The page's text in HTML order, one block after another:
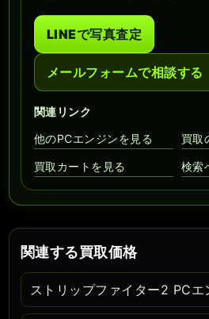
LINEで写真査定
メールフォームで相談する
関連リンク
他のPCエンジンを見る
買取
買取カートを見る 検索
関連する買取価格
ストリップファイター2 PCエ